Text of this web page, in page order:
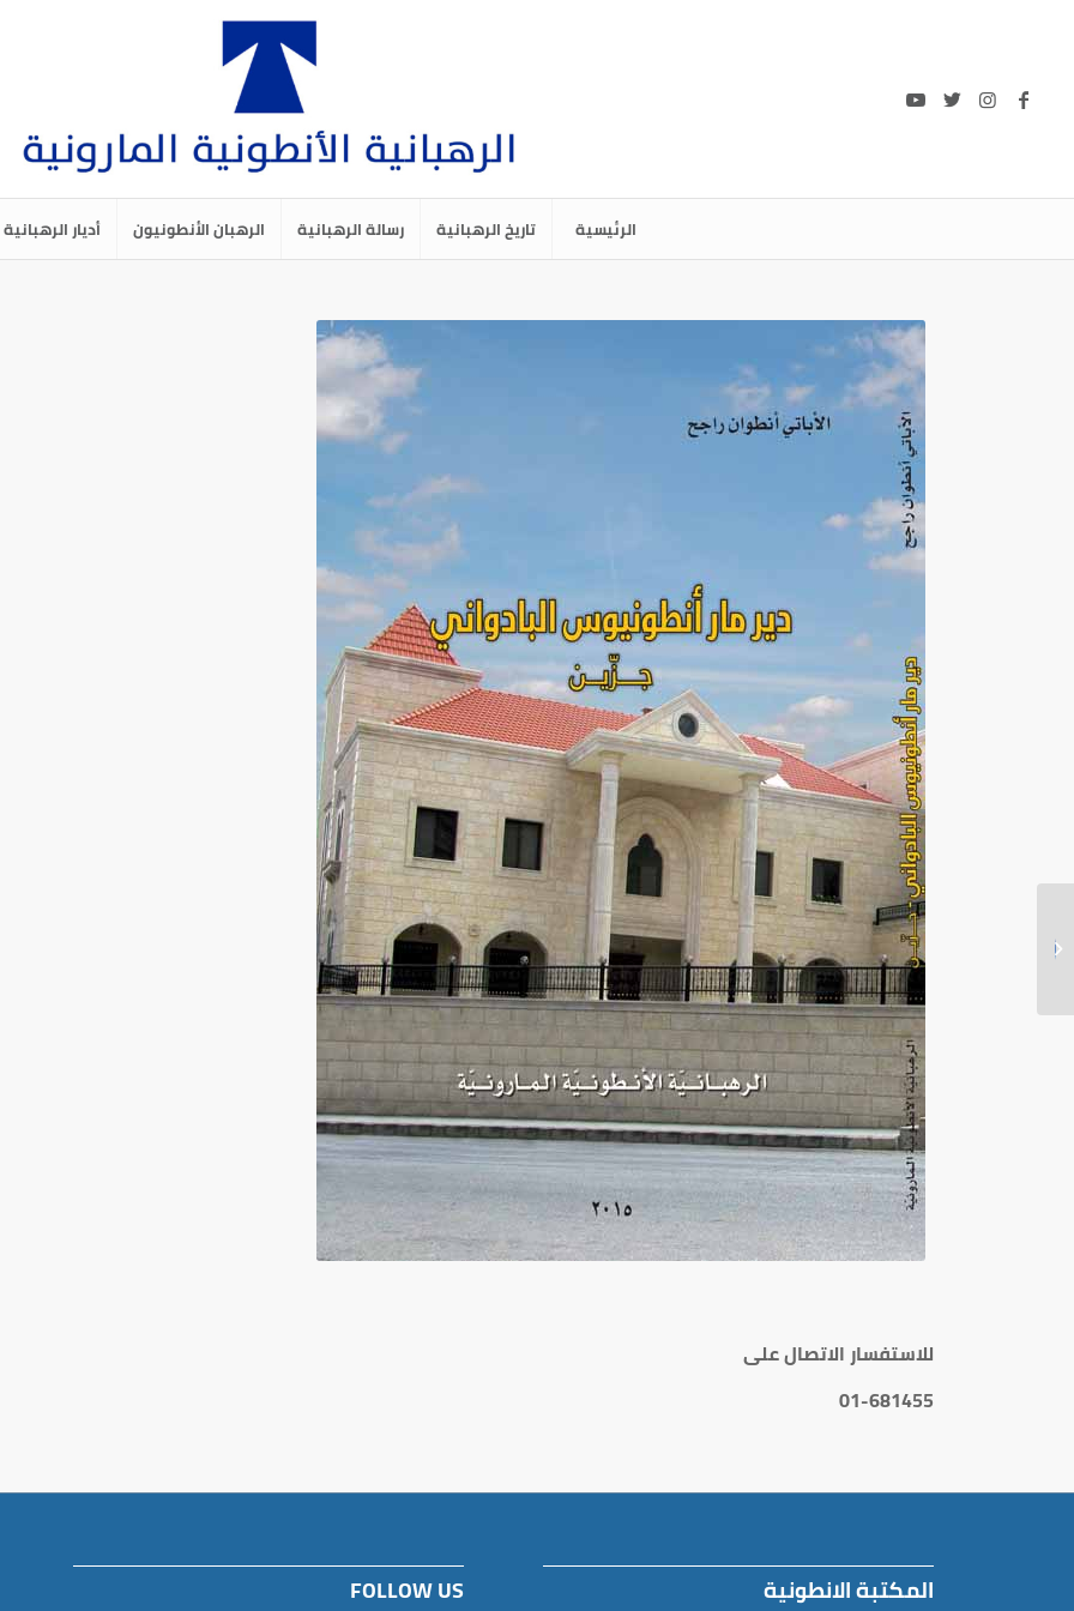
الرئيسية تاريخ الرهبانية رسالة الرهبانية الرهبان الأنطونيون أديار الرهبانية
للاستفسار الاتصال على
01-681455
المكتبة الانطونية FOLLOW US
دير مار الياس الكنيسة –
قضاء بعبدا